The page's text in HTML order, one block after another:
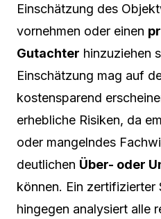
Einschätzung des
vornehmen oder einen
Gutachter hinzuziehen
Einschätzung mag auf
kostensparend
erhebliche Risiken, da
oder mangelndes
deutlichen Über- oder
können. Ein zertifizierter
hingegen analysiert alle